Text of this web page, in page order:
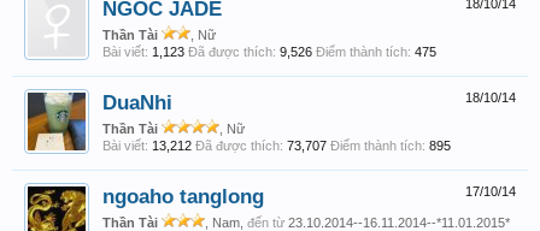
18/10/14
NGOC JADE
Thần Tài
, Nữ
Bài viết: 1,123 Đã được thích: 9,526 Điểm thành tích: 475
18/10/14
DuaNhi
Thần Tài
, Nữ
Bài viết: 13,212 Đã được thích: 73,707 Điểm thành tích: 895
17/10/14
ngoaho tanglong
Thần Tài , Nam, đến từ 23.10.2014--16.11.2014--*11.01.2015*